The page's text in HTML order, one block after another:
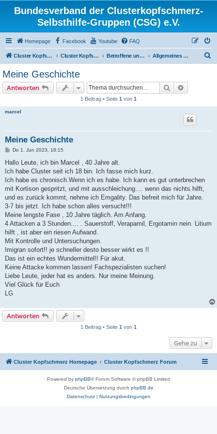
Bundesverband der Clusterkopfschmerz-
Selbsthilfe-Gruppen (CSG) e.V.
Homepage Facebook Youtube FAQ
Cluster Kopfschmerz Homepage Cluster Kopfschmerz Forum Betroffene und Interessierte Allgemeines Diskussionsforum für Betroffene und Interessierte
Meine Geschichte
Antworten Suche
1 Beitrag • Seite 1 von 1
marcel
Meine Geschichte
B
i
r
a
Do 1. Jun 2023, 18:15
Hallo Leute, ich bin Marcel , 40 Jahre alt.
Ich habe Cluster seit ich 18 bin. Ich fasse mich kurz.
Ich habe es chronisch.Wenn ich es habe. Ich kann es gut unterbrechen
mit Kortison gespritzt, und mit ausschleichung.... wenn das nichts hilft,
und es zurück kommt, nehme ich Emgality. Das befreit mich für Jahre.
3-7 bis jetzt. Ich habe schon alles versucht!!!
Meine lengste Fase , 10 Jahre täglich. Am Anfang.
4 Attacken a 3 Stunden.... . Sauerstoff, Verapamil, Ergotamin nein. Litium
hilft , ist aber ein riesen Aufwand.
Mit Kontrolle und Untersuchungen.
Imigran sofort!! je schneller desto besser wirkt es !!
Das ist ein echtes Wundermittel!! Für akut.
Keine Attacke kommen lassen! Fachspezialisten suchen!
Liebe Leute, jeder hat es anders. Nur meine Meinung.
Viel Glück für Euch
LG
Antworten
1 Beitrag • Seite 1 von 1
Gehe zu
Cluster Kopfschmerz Homepage Cluster Kopfschmerz Forum
Powered by phpBB® Forum Software © phpBB Limited
Deutsche Übersetzung durch phpBB.de
Datenschutz| Nutzungsbedingungen